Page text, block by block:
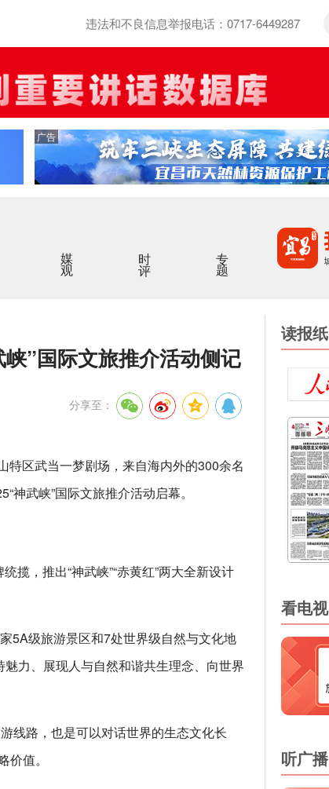
违法和不良信息举报电话：0717-6449287
广告
媒观 时评 专题
”国际文旅推介活动侧记
分享至：
区武当一梦剧场，来自海内外的300余名
武峡”国际文旅推介活动启幕。
揽，推出“神武峡”“赤黄红”两大全新设计
5A级旅游景区和7处世界级自然与文化地
力、展现人与自然和谐共生理念、向世界
线路，也是可以对话世界的生态文化长
值。
读报纸
看电视
听广播